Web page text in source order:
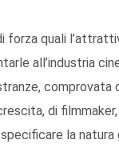
forza quali
all’industria
comprovata
di
la natura